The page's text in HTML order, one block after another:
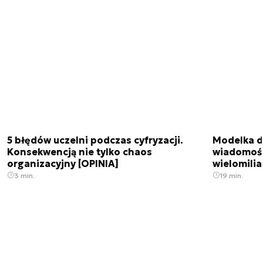
5 błędów uczelni podczas cyfryzacji.
Konsekwencją nie tylko chaos
organizacyjny [OPINIA]
3 min.
Modelka
19 min.